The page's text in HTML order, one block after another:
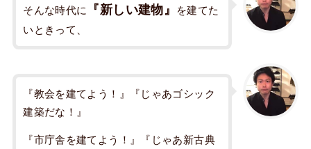
そんな時代に 『新しい建物』
を建てた
いときって、
『教会を建てよう！』『じゃあゴシック
建築だな！』
『市庁舎を建てよう！』『じゃあ新古典